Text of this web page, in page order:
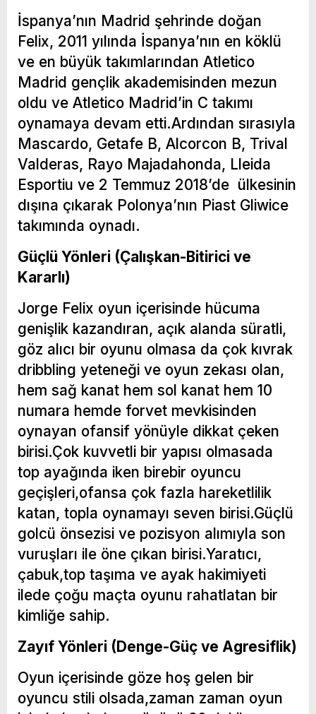
İspanya’nın Madrid şehrinde doğan
Felix, 2011 yılında İspanya’nın en köklü
ve en büyük takımlarından Atletico
Madrid gençlik akademisinden mezun
oldu ve Atletico Madrid’in C takımı
oynamaya devam etti.Ardından sırasıyla
Mascardo, Getafe B, Alcorcon B, Trival
Valderas, Rayo Majadahonda, Lleida
Esportiu ve 2 Temmuz 2018’de ülkesinin
dışına çıkarak Polonya’nın Piast Gliwice
takımında oynadı.
Güçlü Yönleri (Çalışkan-Bitirici ve
Kararlı)
Jorge Felix oyun içerisinde hücuma
genişlik kazandıran, açık alanda süratli,
göz alıcı bir oyunu olmasa da çok kıvrak
dribbling yeteneği ve oyun zekası olan,
hem sağ kanat hem sol kanat hem 10
numara hemde forvet mevkisinden
oynayan ofansif yönüyle dikkat çeken
birisi.Çok kuvvetli bir yapısı olmasada
top ayağında iken birebir oyuncu
geçişleri,ofansa çok fazla hareketlilik
katan, topla oynamayı seven birisi.Güçlü
golcü önsezisi ve pozisyon alımıyla son
vuruşları ile öne çıkan birisi.Yaratıcı,
çabuk,top taşıma ve ayak hakimiyeti
ilede çoğu maçta oyunu rahatlatan bir
kimliğe sahip.
Zayıf Yönleri (Denge-Güç ve Agresiflik)
Oyun içerisinde göze hoş gelen bir
oyuncu stili olsada,zaman zaman oyun